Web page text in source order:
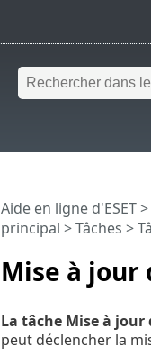
Mise à jour
Aide en ligne d'ESET>
principal >Tâches >
La tâche Mise à
peut déclencher la